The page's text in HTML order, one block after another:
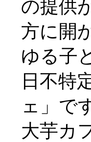
の提供
方に開
ゆる子
日不特
ェ」で
大芋カ